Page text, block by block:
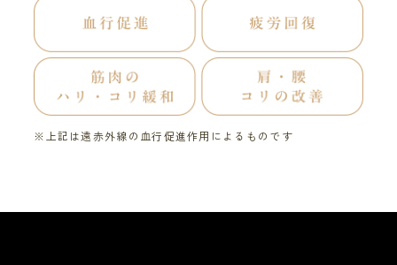
※上記は遠赤外線の血行促進作用によるものです